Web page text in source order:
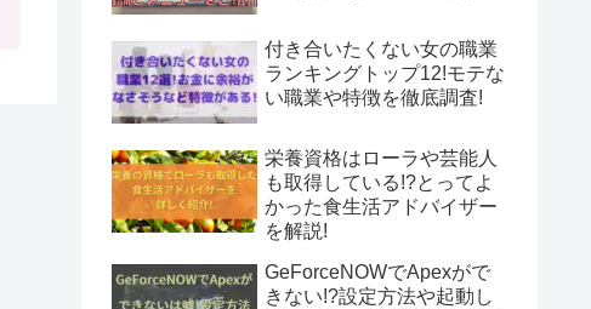
付き合いたくない女の職業
ランキングトップ12!モテな
い職業や特徴を徹底調査!
栄養資格はローラや芸能人
も取得している!?とってよ
かった食生活アドバイザー
を解説!
GeForceNOWでApexがで
きない!?設定方法や起動し